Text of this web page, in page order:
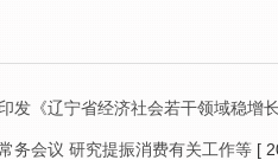
发《辽宁省经济社会若干领域稳增
务会议 研究提振消费有关工作等 [